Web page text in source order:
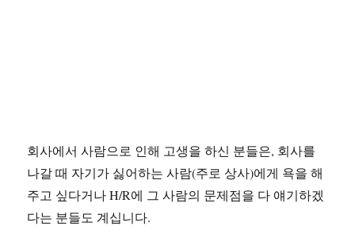
회사에서 사람으로 인해 고생을 하신 분들은, 회사를
나갈 때 자기가 싫어하는 사람(주로 상사)에게 욕을 해
주고 싶다거나 H/R에 그 사람의 문제점을 다 얘기하겠
다는 분들도 계십니다.